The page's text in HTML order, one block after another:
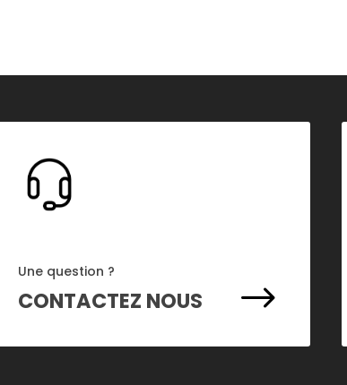
Une question ?
CONTACTEZ NOUS $